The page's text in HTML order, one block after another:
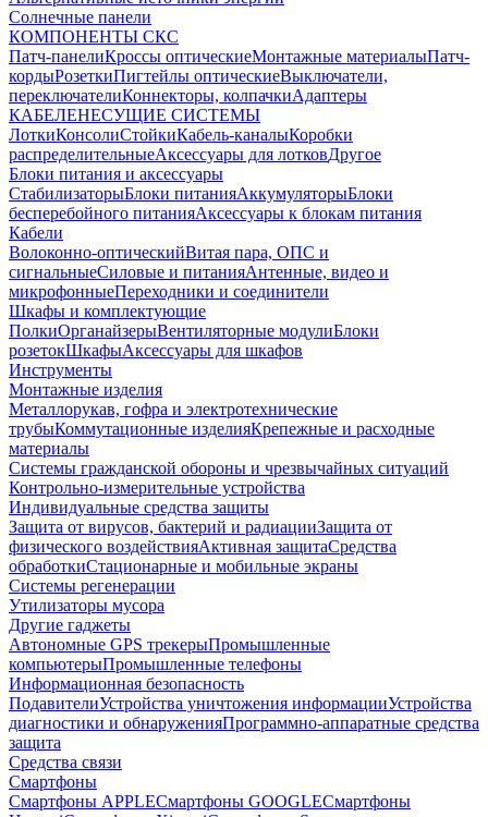
Солнечные панели
КОМПОНЕНТЫ СКС
Патч-панелиКроссы оптическиеМонтажные материалыПатч-
кордыРозеткиПигтейлы оптическиеВыключатели,
переключателиКоннекторы, колпачкиАдаптеры
КАБЕЛЕНЕСУЩИЕ СИСТЕМЫ
ЛоткиКонсолиСтойкиКабель-каналыКоробки
распределительныеАксессуары для лотковДругое
Блоки питания и аксессуары
СтабилизаторыБлоки питанияАккумуляторыБлоки
бесперебойного питанияАксессуары к блокам питания
Кабели
Волоконно-оптическийВитая пара, ОПС и
сигнальныеСиловые и питанияАнтенные, видео и
микрофонныеПереходники и соединители
Шкафы и комплектующие
ПолкиОрганайзерыВентиляторные модулиБлоки
розетокШкафыАксессуары для шкафов
Инструменты
Монтажные изделия
Металлорукав, гофра и электротехнические
трубыКоммутационные изделияКрепежные и расходные
материалы
Системы гражданской обороны и чрезвычайных ситуаций
Контрольно-измерительные устройства
Индивидуальные средства защиты
Защита от вирусов, бактерий и радиацииЗащита от
физического воздействияАктивная защитаСредства
обработкиСтационарные и мобильные экраны
Системы регенерации
Утилизаторы мусора
Другие гаджеты
Автономные GPS трекерыПромышленные
компьютерыПромышленные телефоны
Информационная безопасность
ПодавителиУстройства уничтожения информацииУстройства
диагностики и обнаруженияПрограммно-аппаратные средства
защита
Средства связи
Смартфоны
Смартфоны APPLEСмартфоны GOOGLEСмартфоны